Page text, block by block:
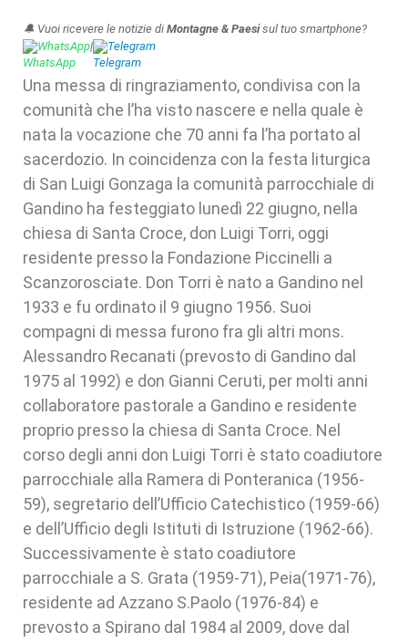
🔔 Vuoi ricevere le notizie di Montagne & Paesisul tuo smartphone?
WhatsApp| Telegram
Una messa di ringraziamento, condivisa con la
comunità che l’ha visto nascere e nella quale è
nata la vocazione che 70 anni fa l’ha portato al
sacerdozio. In coincidenza con la festa liturgica
di San Luigi Gonzaga la comunità parrocchiale di
Gandino ha festeggiato lunedì 22 giugno, nella
chiesa di Santa Croce, don Luigi Torri, oggi
residente presso la Fondazione Piccinelli a
Scanzorosciate. Don Torri è nato a Gandino nel
1933 e fu ordinato il 9 giugno 1956. Suoi
compagni di messa furono fra gli altri mons.
Alessandro Recanati (prevosto di Gandino dal
1975 al 1992) e don Gianni Ceruti, per molti anni
collaboratore pastorale a Gandino e residente
proprio presso la chiesa di Santa Croce. Nel
corso degli anni don Luigi Torri è stato coadiutore
parrocchiale alla Ramera di Ponteranica (1956-
59), segretario dell’Ufficio Catechistico (1959-66)
e dell’Ufficio degli Istituti di Istruzione (1962-66).
Successivamente è stato coadiutore
parrocchiale a S. Grata (1959-71), Peia(1971-76),
residente ad Azzano S.Paolo (1976-84) e
prevosto a Spirano dal 1984 al 2009, dove dal